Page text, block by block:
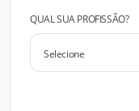
QUAL SUA PROFISSÃO?